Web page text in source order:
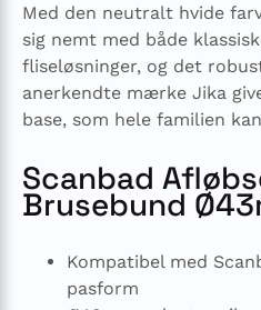
Med den neutralt hvide
sig nemt med både
fliseløsninger, og det
anerkendte mærke Jika
base, som hele familien
Scanbad
Brusebund
Kompatibel med
pasform